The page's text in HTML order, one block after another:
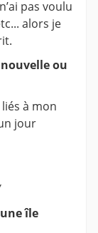
pas voulu
alors je
ou
à mon
jour
île